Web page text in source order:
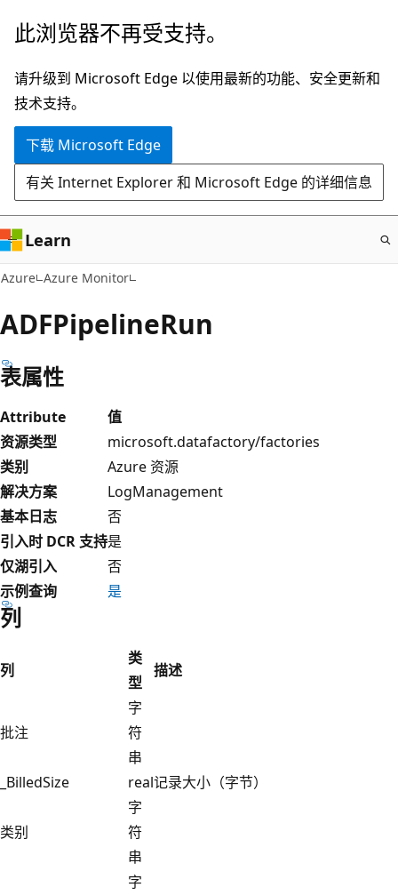
跳
主
要
内
此浏览器不再受支持。
请升级到 Microsoft Edge 以使用最新的功能、安全更新和
技术支持。
下载 Microsoft Edge
有关 Internet Explorer 和 Microsoft Edge 的详细信息
Learn
Azure Azure Monitor
ADFPipelineRun
表属性
Attribute
值
资源类型
microsoft.datafactory/factories
类别
Azure 资源
解决方案
LogManagement
基本日志
否
引入时 DCR 支持是
仅湖引入
否
示例查询
是
列
列
类
型
描述
批注
字
符
串
_BilledSize
real记录大小（字节）
类别
字
符
串
字